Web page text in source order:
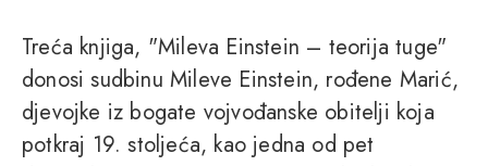
Treća knjiga, "Mileva Einstein – teorija tuge"
donosi sudbinu Mileve Einstein, rođene Marić,
djevojke iz bogate vojvođanske obitelji koja
potkraj 19. stoljeća, kao jedna od pet